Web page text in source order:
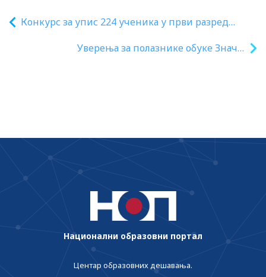
Конкурс за упис 224 ученика у први разред
Ненадовић“ у Сремској Каменици за школску
Уверења за полазнике обуке Значај
Национални образовни портал
Центар образовних дешавања.